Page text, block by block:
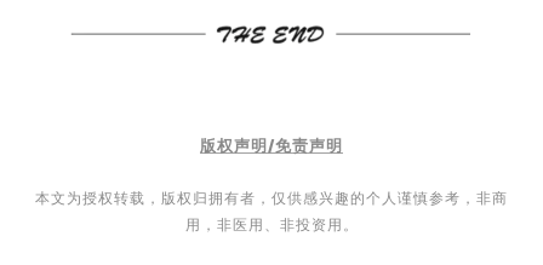
版权声明/免责声明
本文为授权转载，版权归拥有者，仅供感兴趣的个人谨慎参考，非商
用，非医用、非投资用。